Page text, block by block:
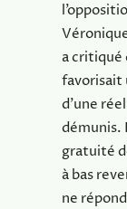
a critiqué
favorisait
d’une
démunis.
gratuité
à bas
ne